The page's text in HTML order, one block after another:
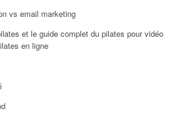
vs email marketing
et le guide complet du pilates pour vidéo
en ligne